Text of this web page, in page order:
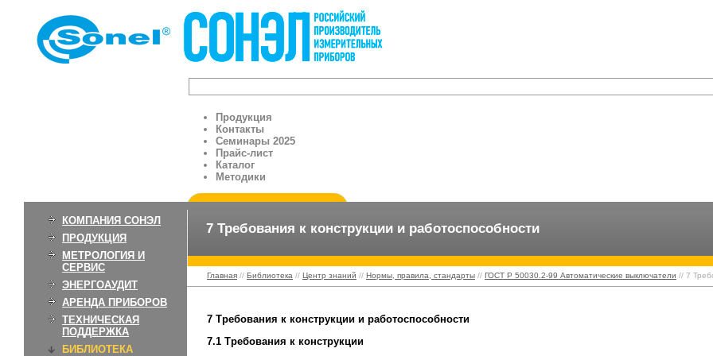
Продукция
Контакты
Семинары 2025
Прайс-лист
Каталог
Методики
КОМПАНИЯ СОНЭЛ
ПРОДУКЦИЯ
МЕТРОЛОГИЯ И
СЕРВИС
ЭНЕРГОАУДИТ
АРЕНДА ПРИБОРОВ
ТЕХНИЧЕСКАЯ
ПОДДЕРЖКА
БИБЛИОТЕКА
7 Требования к конструкции и работоспособности
Главная // Библиотека // Центр знаний // Нормы, правила, стандарты // ГОСТ Р 50030.2-99 Автоматические выключатели // 7
7 Требования к конструкции и работоспособности
7.1 Требования к конструкции